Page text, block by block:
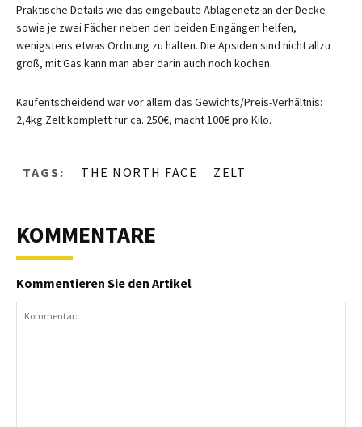
Praktische Details wie das eingebaute Ablagenetz an der Decke
sowie je zwei Fächer neben den beiden Eingängen helfen,
wenigstens etwas Ordnung zu halten. Die Apsiden sind nicht allzu
groß, mit Gas kann man aber darin auch noch kochen.
Kaufentscheidend war vor allem das Gewichts/Preis-Verhältnis:
2,4kg Zelt komplett für ca. 250€, macht 100€ pro Kilo.
TAGS: THE NORTH FACE ZELT
KOMMENTARE
Kommentieren Sie den Artikel